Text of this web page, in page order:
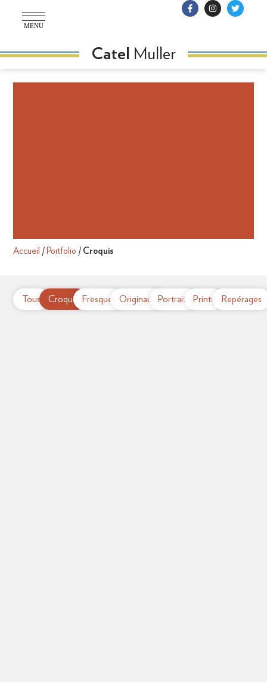
MENU
Catel Muller
Accueil / Portfolio / Croquis
Tous Croquis Fresques Originaux Portraits Prints Repérages